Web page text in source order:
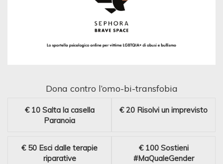
Dona contro l’omo-bi-transfobia
€ 10 Salta la casella
Paranoia
€ 20 Risolvi un imprevisto
€ 50 Esci dalle terapie
riparative
€ 100 Sostieni
#MaQualeGender